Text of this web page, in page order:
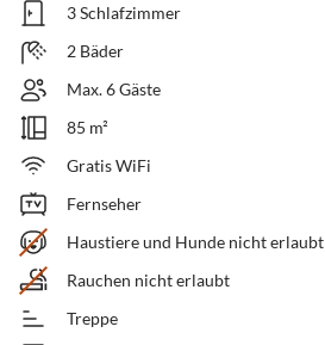
3 Schlafzimmer
2 Bäder
Max. 6 Gäste
85 m²
Gratis WiFi
Fernseher
Haustiere und Hunde nicht erlaubt
Rauchen nicht erlaubt
Treppe